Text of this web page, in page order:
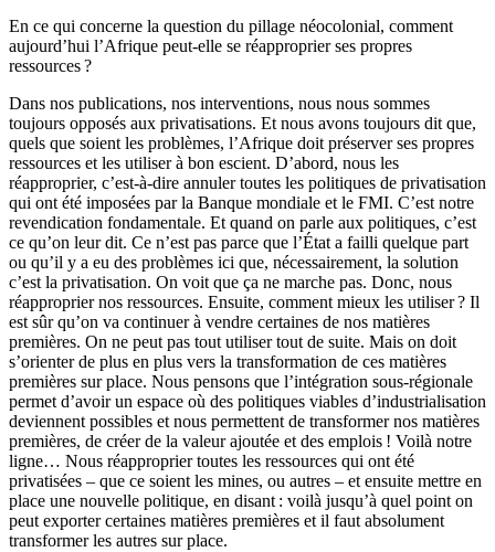
En ce qui concerne la question du pillage néocolonial, comment
aujourd’hui l’Afri­que peut-elle se réapproprier ses propres
ressources ?
Dans nos publications, nos interventions, nous nous sommes
toujours oppo­sés aux privatisations. Et nous avons toujours dit que,
quels que soient les pro­blèmes, l’Afrique doit préserver ses propres
ressources et les utiliser à bon es­cient. D’abord, nous les
réapproprier, c’est-à-dire annuler toutes les politiques de privatisation
qui ont été imposées par la Banque mondiale et le FMI. C’est notre
revendication fondamentale. Et quand on parle aux politiques, c’est
ce qu’on leur dit. Ce n’est pas parce que l’État a failli quelque part
ou qu’il y a eu des problèmes ici que, nécessairement, la solution
c’est la privatisation. On voit que ça ne marche pas. Donc, nous
réapproprier nos ressources. Ensuite, comment mieux les utiliser ? Il
est sûr qu’on va continuer à vendre certaines de nos matières
premières. On ne peut pas tout utiliser tout de suite. Mais on doit
s’orienter de plus en plus vers la transformation de ces matières
premières sur place. Nous pensons que l’intégration sous-régionale
permet d’avoir un espace où des politiques viables d’industrialisation
deviennent pos­sibles et nous permettent de transformer nos matières
premières, de créer de la valeur ajoutée et des emplois ! Voilà notre
ligne… Nous réapproprier toutes les ressources qui ont été
privatisées – que ce soient les mines, ou autres – et ensuite mettre en
place une nouvelle politique, en disant : voilà jusqu’à quel point on
peut exporter certaines matières premières et il faut absolument
trans­former les autres sur place.